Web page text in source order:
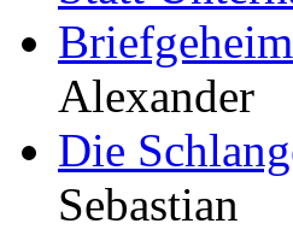
Alexander
Die
Sebastian